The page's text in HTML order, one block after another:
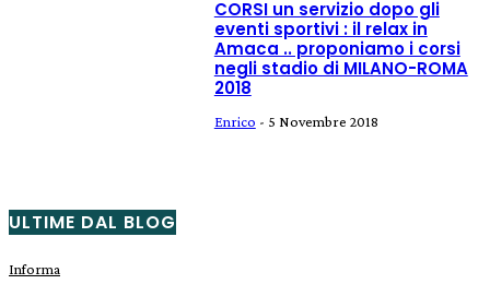
CORSI un servizio dopo gli
eventi sportivi : il relax in
Amaca .. proponiamo i corsi
negli stadio di MILANO-ROMA
2018
Enrico - 5 Novembre 2018
ULTIME DAL BLOG
Informa